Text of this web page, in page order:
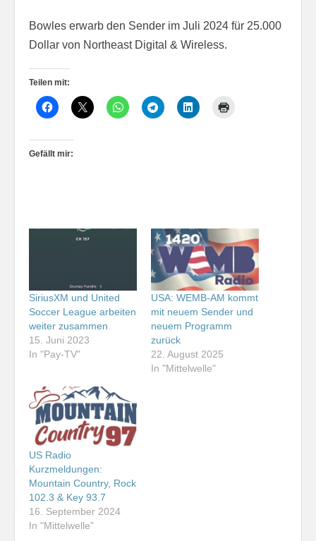
Bowles erwarb den Sender im Juli 2024 für 25.000
Dollar von Northeast Digital & Wireless.
Teilen mit:
Gefällt mir:
SiriusXM und United
Soccer League arbeiten
weiter zusammen
15. Juni 2023
In "Pay-TV"
USA: WEMB-AM kommt
mit neuem Sender und
neuem Programm
zurück
22. August 2025
In "Mittelwelle"
US Radio
Kurzmeldungen:
Mountain Country, Rock
102.3 & Key 93.7
16. September 2024
In "Mittelwelle"